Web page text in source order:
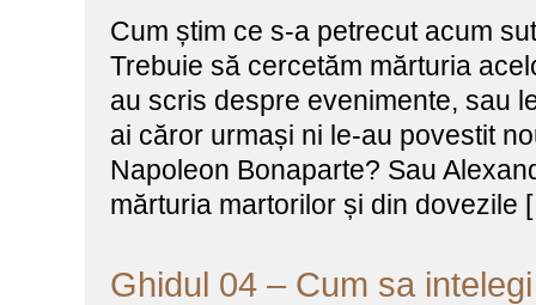
Cum știm ce s-a petrecut acum
Trebuie să cercetăm mărturia
au scris despre evenimente, sau
ai căror urmași ni le-au povestit
Napoleon Bonaparte? Sau
mărturia martorilor și din dovezile
Ghidul 04 – Cum sa